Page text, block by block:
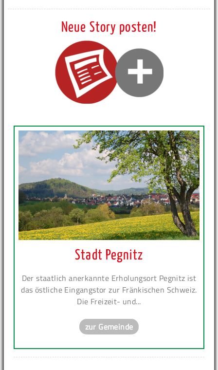
Neue Story posten!
Stadt Pegnitz
Der staatlich anerkannte Erholungsort Pegnitz ist
das östliche Eingangstor zur Fränkischen Schweiz.
Die Freizeit- und...
zur Gemeinde